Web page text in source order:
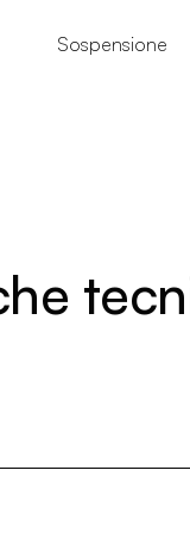
Sospensione